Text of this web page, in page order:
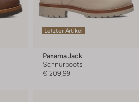
Letzter Artikel
Panama Jack
Schnürboots
€ 209,99